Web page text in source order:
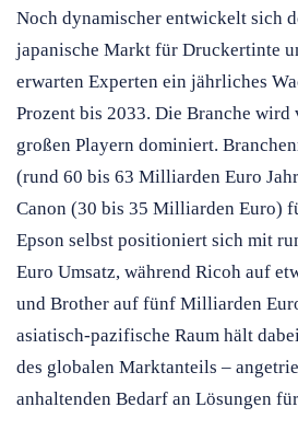
Noch dynamischer entwickelt sich
japanische Markt für Druckertinte
erwarten Experten ein jährliches
Prozent bis 2033. Die Branche wird
großen Playern dominiert.
(rund 60 bis 63 Milliarden Euro
Canon (30 bis 35 Milliarden Euro)
Epson selbst positioniert sich mit
Euro Umsatz, während Ricoh auf
und Brother auf fünf Milliarden
asiatisch-pazifische Raum hält
des globalen Marktanteils –
anhaltenden Bedarf an Lösungen